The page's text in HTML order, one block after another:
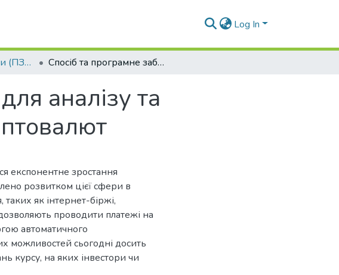
Log In
Магістерські роботи (ПЗКС) Спосіб та програмне забезпечення для аналізу та прогнозування коливань курсу криптовалют
аналізу та
експонентне зростання
розвитком цієї сфери в
як інтернет-біржі,
проводити платежі на
автоматичного
можливостей сьогодні досить
курсу, на яких інвестори чи